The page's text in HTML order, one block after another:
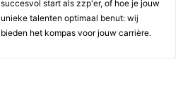
succesvol start als zzp'er, of hoe je jouw
unieke talenten optimaal benut: wij
bieden het kompas voor jouw carrière.